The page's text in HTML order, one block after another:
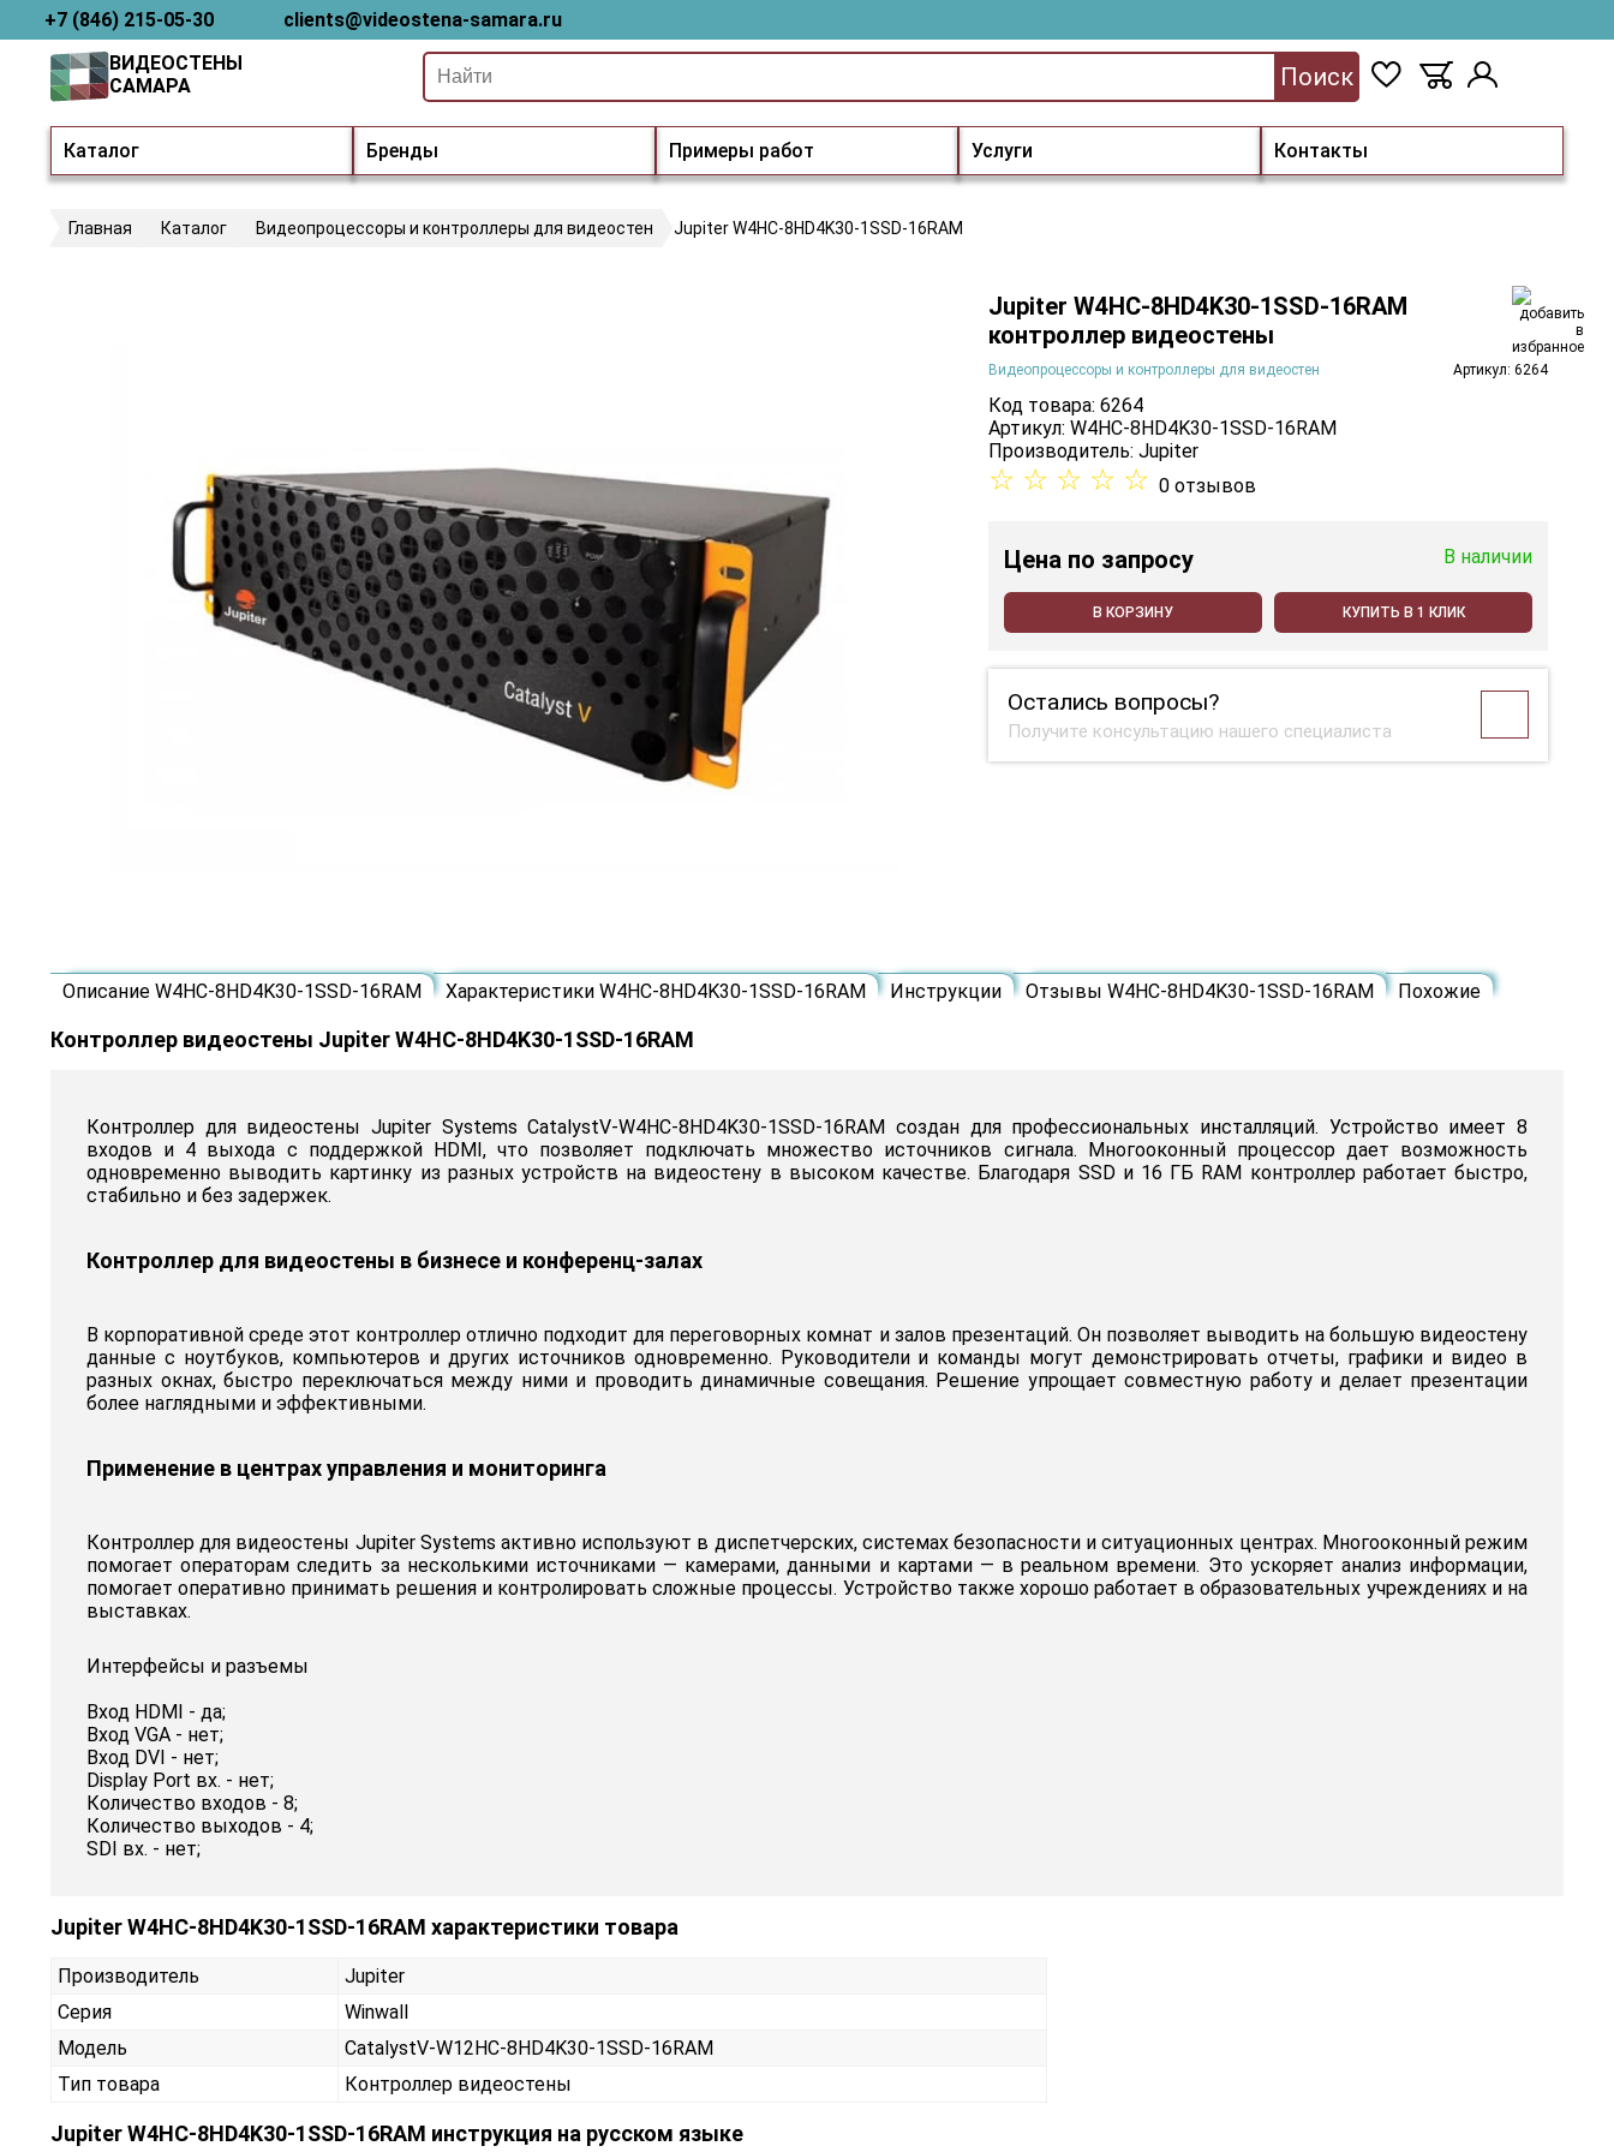
+7 (846) 215-05-30 clients@videostena-samara.ru
Каталог Бренды Примеры работ Услуги Контакты
ВИДЕОСТЕНЫ
САМАРА
Поиск
Главная Каталог Видеопроцессоры и контроллеры для видеостен Jupiter W4HC-8HD4K30-1SSD-16RAM
Jupiter W4HC-8HD4K30-1SSD-16RAM
контроллер видеостены
Видеопроцессоры и контроллеры для видеостен Артикул: 6264
Код товара: 6264
Артикул: W4HC-8HD4K30-1SSD-16RAM
Производитель:Jupiter
☆ ☆ ☆ ☆ ☆ 0 отзывов
Цена по запросу В наличии
В КОРЗИНУ КУПИТЬ В 1 КЛИК
Остались вопросы?
Получите консультацию нашего специалиста
Описание W4HC-8HD4K30-1SSD-16RAM Характеристики W4HC-8HD4K30-1SSD-16RAM Инструкции Отзывы W4HC-8HD4K30-1SSD-16RAM Похожие
Контроллер видеостены Jupiter W4HC-8HD4K30-1SSD-16RAM
Контроллер для видеостены Jupiter Systems CatalystV-W4HC-8HD4K30-1SSD-16RAM создан для профессиональных инсталляций. Устройство имеет 8
входов и 4 выхода с поддержкой HDMI, что позволяет подключать множество источников сигнала. Многооконный процессор дает возможность
одновременно выводить картинку из разных устройств на видеостену в высоком качестве. Благодаря SSD и 16 ГБ RAM контроллер работает быстро,
стабильно и без задержек.
Контроллер для видеостены в бизнесе и конференц-залах
В корпоративной среде этот контроллер отлично подходит для переговорных комнат и залов презентаций. Он позволяет выводить на большую видеостену
данные с ноутбуков, компьютеров и других источников одновременно. Руководители и команды могут демонстрировать отчеты, графики и видео в
разных окнах, быстро переключаться между ними и проводить динамичные совещания. Решение упрощает совместную работу и делает презентации
более наглядными и эффективными.
Применение в центрах управления и мониторинга
Контроллер для видеостены Jupiter Systems активно используют в диспетчерских, системах безопасности и ситуационных центрах. Многооконный режим
помогает операторам следить за несколькими источниками — камерами, данными и картами — в реальном времени. Это ускоряет анализ информации,
помогает оперативно принимать решения и контролировать сложные процессы. Устройство также хорошо работает в образовательных учреждениях и на
выставках.
Интерфейсы и разъемы
Вход HDMI - да;
Вход VGA - нет;
Вход DVI - нет;
Display Port вх. - нет;
Количество входов - 8;
Количество выходов - 4;
SDI вх. - нет;
Jupiter W4HC-8HD4K30-1SSD-16RAM характеристики товара
Производитель
Jupiter
Серия
Winwall
Модель
CatalystV-W12HC-8HD4K30-1SSD-16RAM
Тип товара
Контроллер видеостены
Jupiter W4HC-8HD4K30-1SSD-16RAM инструкция на русском языке